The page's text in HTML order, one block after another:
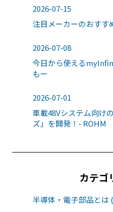
2026-07-15
注目メーカーのおすす
2026-07-08
今日から使える
もー
2026-07-01
車載48Vシステム向け
ズ」を開発！- ROHM
カテゴ
半導体・電子部品とは